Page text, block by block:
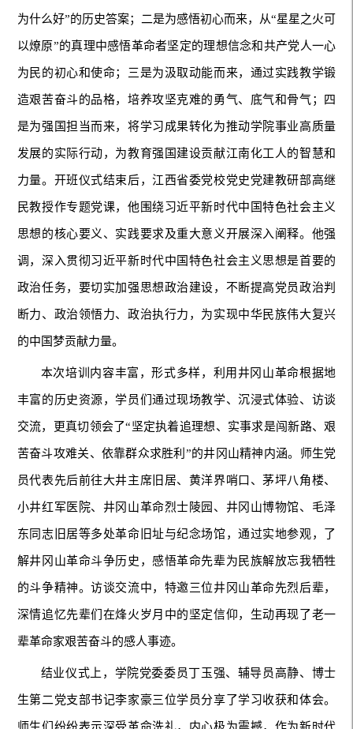
为什么好”的历史答案；二是为感悟初心而来，从“星星之火可
以燎原”的真理中感悟革命者坚定的理想信念和共产党人一心
为民的初心和使命；三是为汲取动能而来，通过实践教学锻
造艰苦奋斗的品格，培养攻坚克难的勇气、底气和骨气；四
是为强国担当而来，将学习成果转化为推动学院事业高质量
发展的实际行动，为教育强国建设贡献江南化工人的智慧和
力量。开班仪式结束后，江西省委党校党史党建教研部高继
民教授作专题党课，他围绕习近平新时代中国特色社会主义
思想的核心要义、实践要求及重大意义开展深入阐释。他强
调，深入贯彻习近平新时代中国特色社会主义思想是首要的
政治任务，要切实加强思想政治建设，不断提高党员政治判
断力、政治领悟力、政治执行力，为实现中华民族伟大复兴
的中国梦贡献力量。
本次培训内容丰富，形式多样，利用井冈山革命根据地
丰富的历史资源，学员们通过现场教学、沉浸式体验、访谈
交流，更真切领会了“坚定执着追理想、实事求是闯新路、艰
苦奋斗攻难关、依靠群众求胜利”的井冈山精神内涵。师生党
员代表先后前往大井主席旧居、黄洋界哨口、茅坪八角楼、
小井红军医院、井冈山革命烈士陵园、井冈山博物馆、毛泽
东同志旧居等多处革命旧址与纪念场馆，通过实地参观，了
解井冈山革命斗争历史，感悟革命先辈为民族解放忘我牺牲
的斗争精神。访谈交流中，特邀三位井冈山革命先烈后辈，
深情追忆先辈们在烽火岁月中的坚定信仰，生动再现了老一
辈革命家艰苦奋斗的感人事迹。
结业仪式上，学院党委委员丁玉强、辅导员高静、博士
生第二党支部书记李家豪三位学员分享了学习收获和体会。